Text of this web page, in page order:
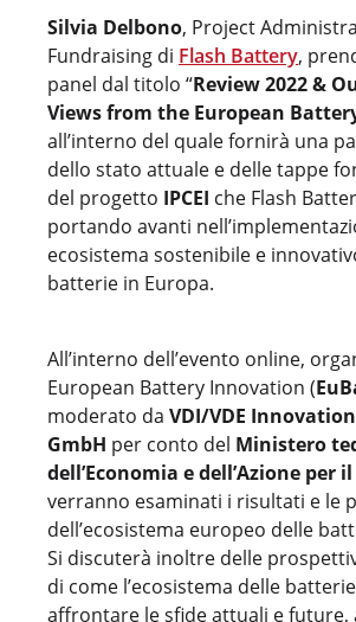
Silvia Delbono, Project
Fundraising di Flash Battery,
panel dal titolo “Review 2022 &
Views from the European
all’interno del quale fornirà una
dello stato attuale e delle tappe
del progetto IPCEI che Flash
portando avanti
ecosistema sostenibile e
batterie in Europa.
All’interno dell’evento online,
European Battery Innovation (
moderato da VDI/VDE
GmbH per conto del Ministero
dell’Economia e dell’Azione per
verranno esaminati i risultati e le
dell’ecosistema europeo delle
Si discuterà inoltre delle
di come l’ecosistema delle
affrontare le sfide attuali e future,